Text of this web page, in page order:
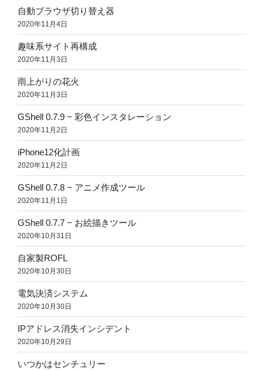
自動ブラウザ切り替え器
2020年11月4日
趣味系サイト再構成
2020年11月3日
雨上がりの花火
2020年11月3日
GShell 0.7.9 − 彩色インスタレーション
2020年11月2日
iPhone12化計画
2020年11月2日
GShell 0.7.8 − アニメ作成ツール
2020年11月1日
GShell 0.7.7 − お絵描きツール
2020年10月31日
自家製ROFL
2020年10月30日
電気決済システム
2020年10月30日
IPアドレス消失インシデント
2020年10月29日
いつかはセンチュリー